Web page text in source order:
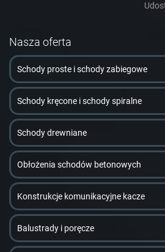
Nasza oferta
Schody proste i schody zabiegowe
Schody kręcone i schody spiralne
Schody drewniane
Obłożenia schodów betonowych
Konstrukcje komunikacyjne kacze
Balustrady i poręcze